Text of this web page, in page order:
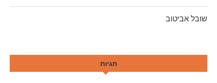
שובל אביטוב
תגיות